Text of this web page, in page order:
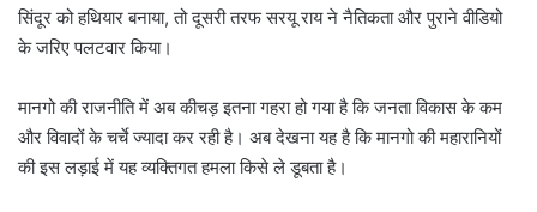
सिंदूर को हथियार बनाया, तो दूसरी तरफ सरयू राय ने नैतिकता और पुराने वीडियो
के जरिए पलटवार किया।
मानगो की राजनीति में अब कीचड़ इतना गहरा हो गया है कि जनता विकास के कम
और विवादों के चर्चे ज्यादा कर रही है। अब देखना यह है कि मानगो की महारानियों
की इस लड़ाई में यह व्यक्तिगत हमला किसे ले डूबता है।